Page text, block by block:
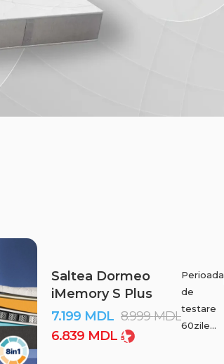
Saltea Dormeo
iMemory S Plus
7.199 MDL 8.999MDL
6.839 MDL
Perioada
de
testare
60zile